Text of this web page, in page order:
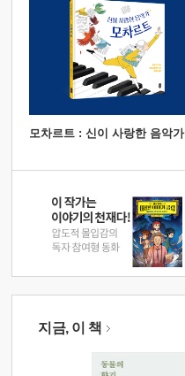
모차르트 : 신이 사랑한 음악가
지금, 이 책